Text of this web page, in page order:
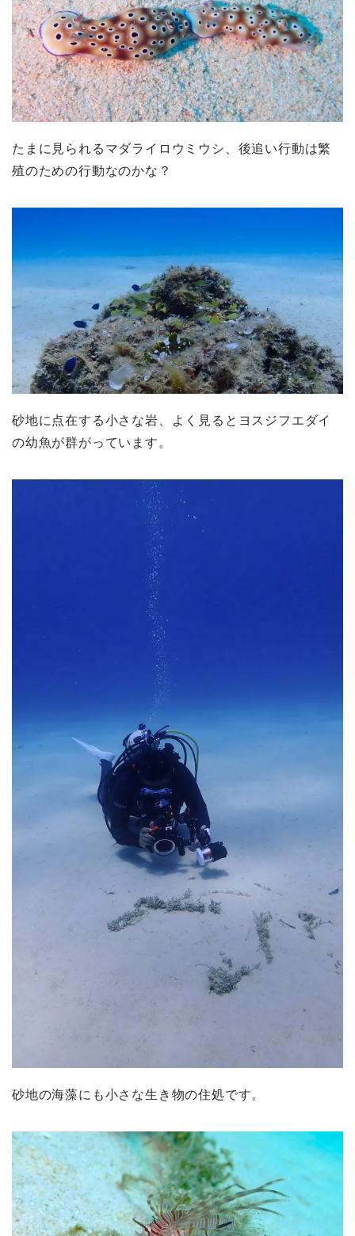
たまに見られるマダライロウミウシ、後追い行動は繁
殖のための行動なのかな？
砂地に点在する小さな岩、よく見るとヨスジフエダイ
の幼魚が群がっています。
砂地の海藻にも小さな生き物の住処です。